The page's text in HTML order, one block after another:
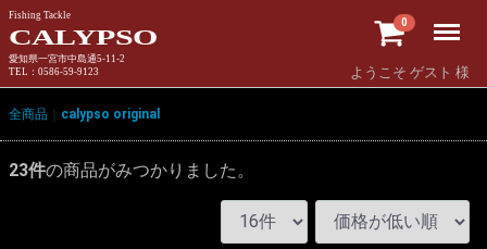
Fishing Tackle
CALYPSO
愛知県一宮市中島通5-11-2
TEL：0586-59-9123
0
ようこそ ゲスト 様
Menu
全商品 calypso original
23件の商品がみつかりました。